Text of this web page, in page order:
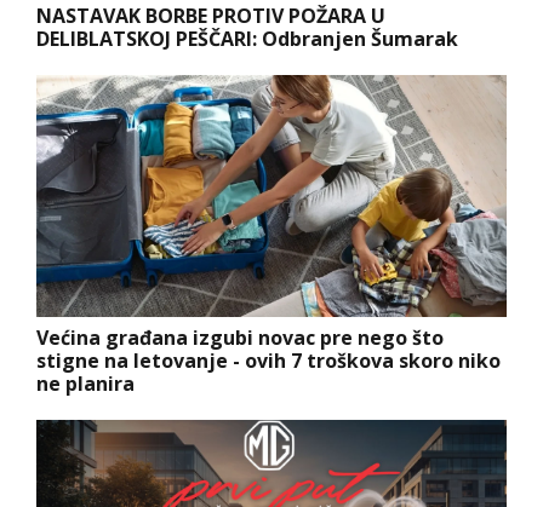
NASTAVAK BORBE PROTIV POŽARA U
DELIBLATSKOJ PEŠČARI: Odbranjen Šumarak
Većina građana izgubi novac pre nego što
stigne na letovanje - ovih 7 troškova skoro niko
ne planira